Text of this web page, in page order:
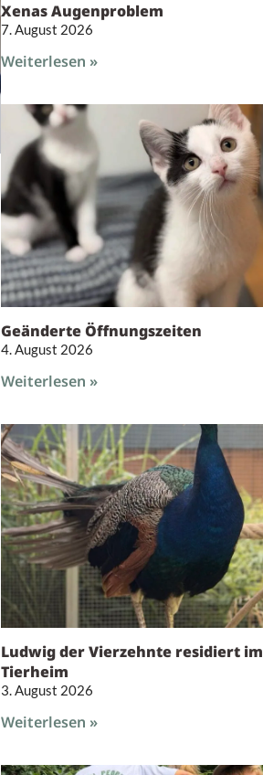
Xenas Augenproblem
7. August 2026
Weiterlesen »
Geänderte Öffnungszeiten
4. August 2026
Weiterlesen »
Ludwig der Vierzehnte residiert im
Tierheim
3. August 2026
Weiterlesen »